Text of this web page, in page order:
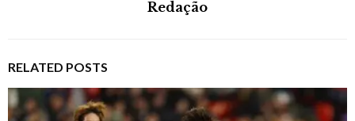
Redação
RELATED POSTS